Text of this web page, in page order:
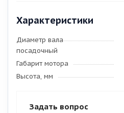
Характеристики
Диаметр вала
посадочный
Габарит мотора
Высота, мм
Задать вопрос